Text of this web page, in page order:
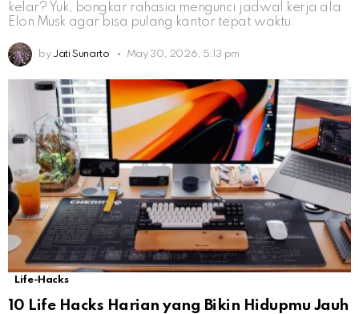
kelar? Yuk, bongkar rahasia mengunci jadwal kerja ala
Elon Musk agar bisa pulang kantor tepat waktu.
by Jati Sunarto May 30, 2026, 5:13 pm
Life-Hacks
10 Life Hacks Harian yang Bikin Hidupmu Jauh